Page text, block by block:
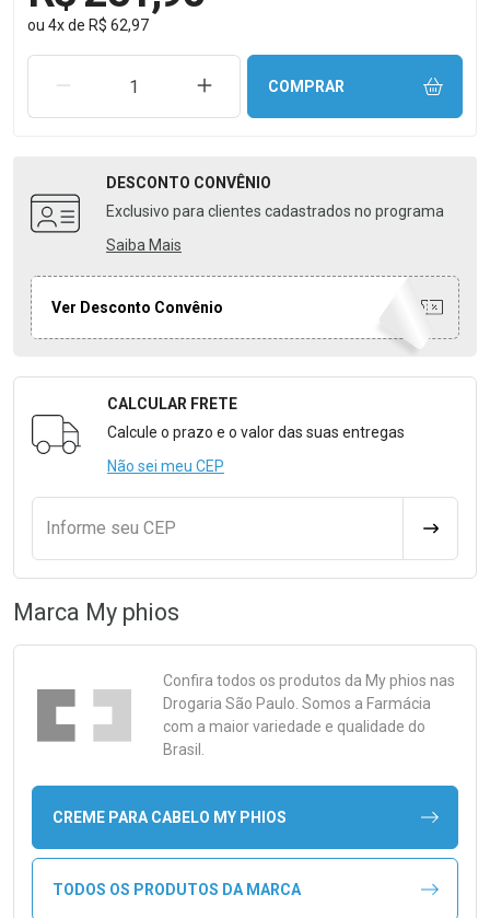
ou 4xde R$ 62,97
REMOVER UMA UNIDADEAUMENTAR UMA UNIDADE
COMPRAR
DESCONTO CONVÊNIO
Exclusivo para clientes cadastrados no programa
Saiba Mais
Ver Desconto Convênio
Formulário para Calcular o Frete
CALCULAR FRETE
Calcule o prazo e o valor das suas entregas
Não sei meu CEP
Informe seu CEP
Marca My phios
Confira todos os produtos da My phios nas
Drogaria São Paulo. Somos a Farmácia
com a maior variedade e qualidade do
Brasil.
CREME PARA CABELO MY PHIOS
TODOS OS PRODUTOS DA MARCA